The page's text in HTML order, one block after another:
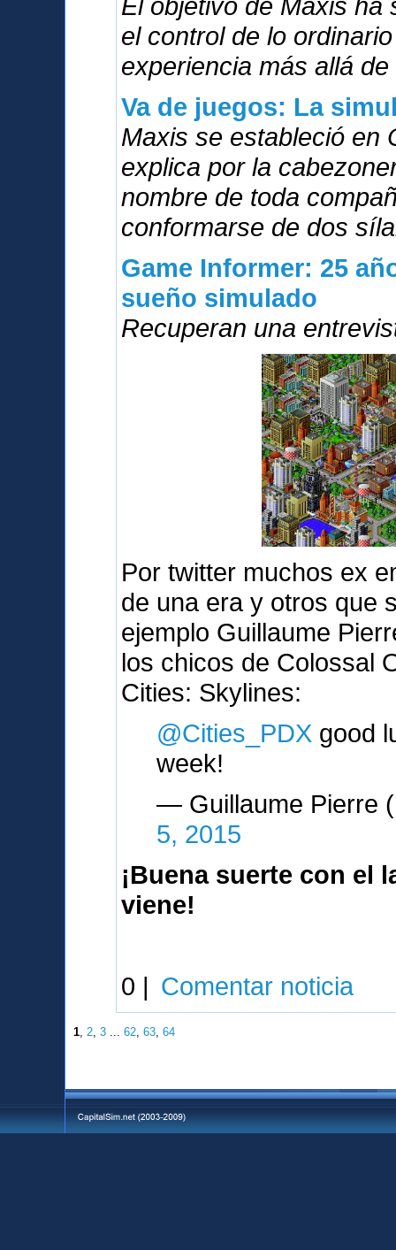
El objetivo de Maxis ha
el control de lo
experiencia más allá
Va de juegos: La
Maxis se estableció en
explica por la
nombre de toda
conformarse de dos
Game Informer: 25
sueño simulado
Recuperan una
Por twitter muchos ex
de una era y otros que
ejemplo Guillaume
los chicos de Colossal
Cities: Skylines:
@Cities_PDX good
week!
— Guillaume Pierre
5, 2015
¡Buena suerte con el
viene!
0 | Comentar noticia
1 2 ,3 ...62 ,63 ,64